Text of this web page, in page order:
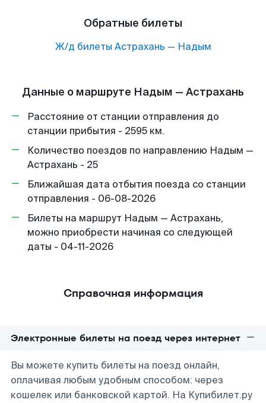
Обратные билеты
Ж/д билеты Астрахань — Надым
Данные о маршруте Надым — Астрахань
Расстояние от станции отправления до
станции прибытия - 2595 км.
Количество поездов по направлению Надым —
Астрахань - 25
Ближайшая дата отбытия поезда со станции
отправления - 06-08-2026
Билеты на маршрут Надым — Астрахань,
можно приобрести начиная со следующей
даты - 04-11-2026
Справочная информация
Электронные билеты на поезд через интернет
Вы можете купить билеты на поезд онлайн,
оплачивая любым удобным способом: через
кошелек или банковской картой. На Купибилет.ру